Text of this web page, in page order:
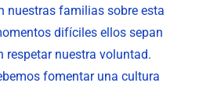
nuestras familias sobre esta
difíciles ellos sepan
respetar nuestra voluntad.
fomentar una cultura